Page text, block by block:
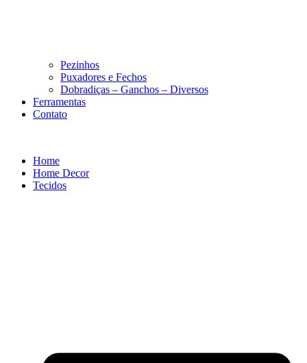
Pezinhos
Puxadores e Fechos
Dobradiças – Ganchos – Diversos
Ferramentas
Contato
Home
Home Decor
Tecidos